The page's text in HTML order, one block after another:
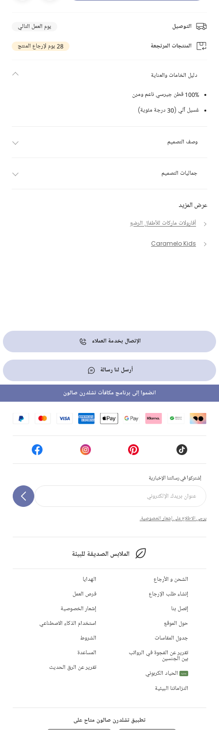
التوصيل يوم العمل التالي
المنتجات المرتجعة 28 يوم لإرجاع المنتج
عرض المزيد
أفارولات ماركات للأطفال الرضع
Caramelo Kids
دليل الخامات والعناية
100% قطن جيرسي ناعم ومرن
غسيل آلي (30 درجة مئوية)
وصف التصميم
جماليات التصميم
الإتصال بخدمة العملاء
أرسل لنا رسالة
إشتركوا في رسالتنا الإخبارية
يرجى الاطلاع على إشعار الخصوصية.
الملابس الصديقة للبيئة
انضموا إلى برنامج مكافآت تشلدرن صالون
الشحن و الأرجاع
إنشاء طلب الإرجاع
إتصل بنا
حول الموقع
جدول المقاسات
تقرير عن الفجوة في الرواتب
بين الجنسين
جديد
الحياد الكربوني
التزاماتنا البيئية
الهدايا
فرص العمل
إشعار الخصوصية
استخدام الذكاء الاصطناعي
الشروط
المساعدة
تقرير عن الرق الحديث
تطبيق تشلدرن صالون متاح على